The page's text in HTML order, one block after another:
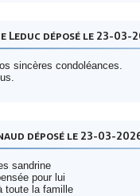
déposé le 23-03-
sincères condoléances.
déposé le 23-03-
sandrine
pour lui
toute la famille